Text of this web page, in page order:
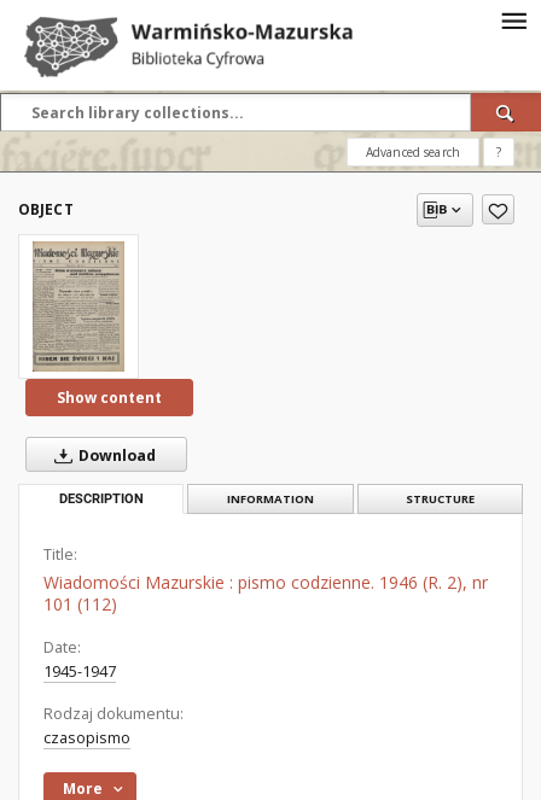
Advanced search ?
OBJECT
Show content
Download
DESCRIPTION INFORMATION STRUCTURE
Title:
Wiadomości Mazurskie : pismo codzienne. 1946 (R. 2), nr
101 (112)
Date:
1945-1947
Rodzaj dokumentu:
czasopismo
More